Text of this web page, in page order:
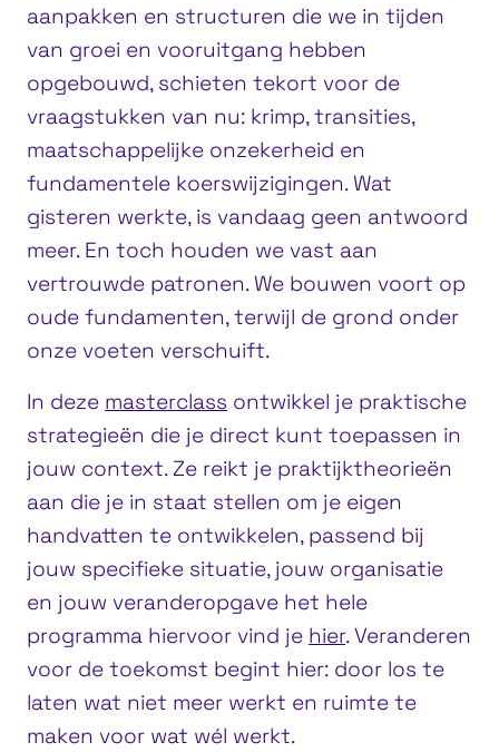
aanpakken en structuren die we in tijden
van groei en vooruitgang hebben
opgebouwd, schieten tekort voor de
vraagstukken van nu: krimp, transities,
maatschappelijke onzekerheid en
fundamentele koerswijzigingen. Wat
gisteren werkte, is vandaag geen antwoord
meer. En toch houden we vast aan
vertrouwde patronen. We bouwen voort op
oude fundamenten, terwijl de grond onder
onze voeten verschuift.
In deze masterclass ontwikkel je praktische
strategieën die je direct kunt toepassen in
jouw context. Ze reikt je praktijktheorieën
aan die je in staat stellen om je eigen
handvatten te ontwikkelen, passend bij
jouw specifieke situatie, jouw organisatie
en jouw veranderopgave het hele
programma hiervoor vind je hier. Veranderen
voor de toekomst begint hier: door los te
laten wat niet meer werkt en ruimte te
maken voor wat wél werkt.